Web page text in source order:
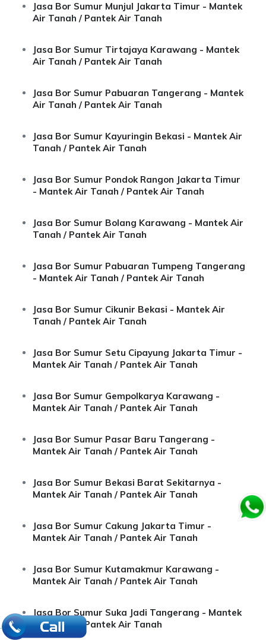
Jasa Bor Sumur Munjul Jakarta Timur - Mantek
Air Tanah / Pantek Air Tanah
Jasa Bor Sumur Tirtajaya Karawang - Mantek
Air Tanah / Pantek Air Tanah
Jasa Bor Sumur Pabuaran Tangerang - Mantek
Air Tanah / Pantek Air Tanah
Jasa Bor Sumur Kayuringin Bekasi - Mantek Air
Tanah / Pantek Air Tanah
Jasa Bor Sumur Pondok Rangon Jakarta Timur
- Mantek Air Tanah / Pantek Air Tanah
Jasa Bor Sumur Bolang Karawang - Mantek Air
Tanah / Pantek Air Tanah
Jasa Bor Sumur Pabuaran Tumpeng Tangerang
- Mantek Air Tanah / Pantek Air Tanah
Jasa Bor Sumur Cikunir Bekasi - Mantek Air
Tanah / Pantek Air Tanah
Jasa Bor Sumur Setu Cipayung Jakarta Timur -
Mantek Air Tanah / Pantek Air Tanah
Jasa Bor Sumur Gempolkarya Karawang -
Mantek Air Tanah / Pantek Air Tanah
Jasa Bor Sumur Pasar Baru Tangerang -
Mantek Air Tanah / Pantek Air Tanah
Jasa Bor Sumur Bekasi Barat Sekitarnya -
Mantek Air Tanah / Pantek Air Tanah
Jasa Bor Sumur Cakung Jakarta Timur -
Mantek Air Tanah / Pantek Air Tanah
Jasa Bor Sumur Kutamakmur Karawang -
Mantek Air Tanah / Pantek Air Tanah
Jasa Bor Sumur Suka Jadi Tangerang - Mantek
Air Tanah / Pantek Air Tanah
.